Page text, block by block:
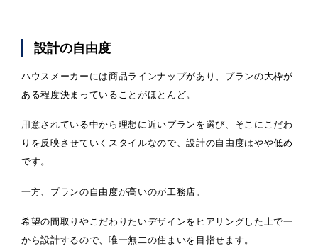
設計の自由度
ハウスメーカーには商品ラインナップがあり、プランの大枠が
ある程度決まっていることがほとんど。
用意されている中から理想に近いプランを選び、そこにこだわ
りを反映させていくスタイルなので、設計の自由度はやや低め
です。
一方、プランの自由度が高いのが工務店。
希望の間取りやこだわりたいデザインをヒアリングした上で一
から設計するので、唯一無二の住まいを目指せます。